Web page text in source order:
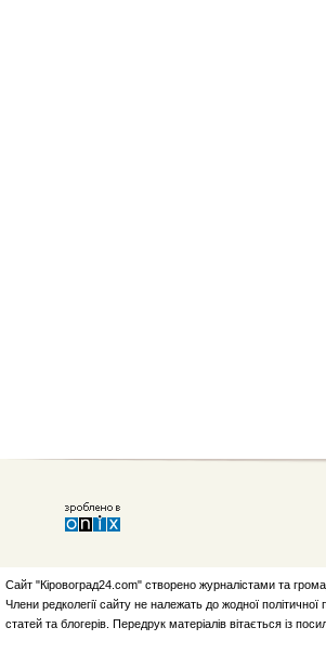
Сайт "Кіровоград24.com" створено журналістами та
Члени редколегії сайту не належать до жодної політичної
статей та блогерів. Передрук матеріалів вітається із